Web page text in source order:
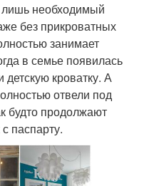
необходимый
без прикроватных
занимает
в семье появилась
кроватку. А
отвели под
будто продолжают
паспарту.